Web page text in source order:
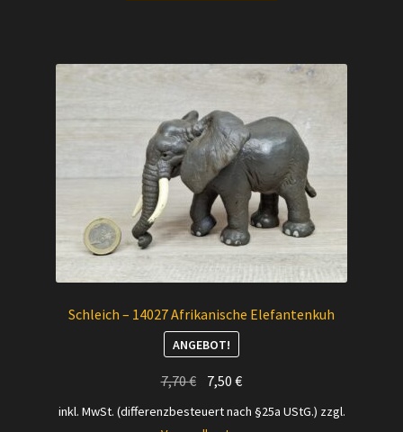
Schleich – 14027 Afrikanische Elefantenkuh
ANGEBOT!
7,70€ Ursprünglicher
war:
7,50€Aktueller
Preis
inkl. MwSt. (differenzbesteuert nach §25a UStG.) zzgl.